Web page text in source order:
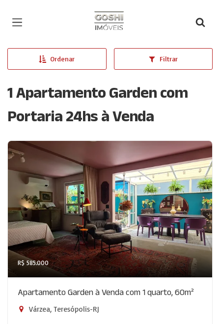
Página inicial
Ordenar Filtrar
1 Apartamento Garden com
Portaria 24hs à Venda
R$ 585.000
Apartamento Garden à Venda com 1 quarto, 60m²
Várzea, Teresópolis-RJ